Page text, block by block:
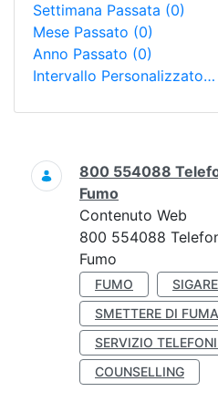
Settimana Passata (0)
Mese Passato (0)
Anno Passato (0)
Intervallo Personalizzato…
Ricerca
800 554088
Fumo
Contenuto Web
800 554088
Fumo
FUMO
SMETTERE DI
SERVIZIO
COUNSELLING